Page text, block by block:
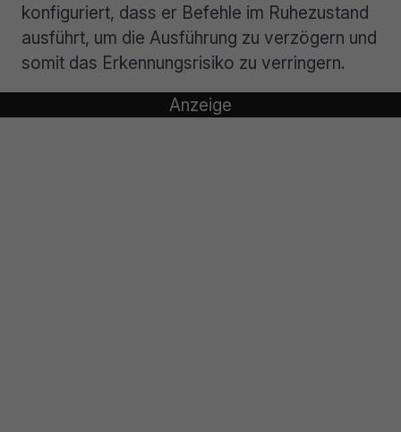
konfiguriert, dass er Befehle im Ruhezustand
ausführt, um die Ausführung zu verzögern und
somit das Erkennungsrisiko zu verringern.